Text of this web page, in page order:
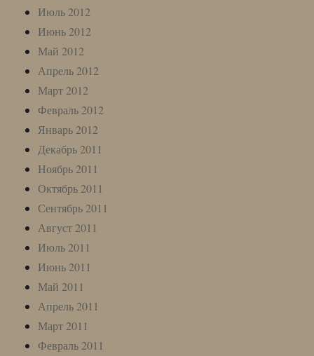
Июль 2012
Июнь 2012
Май 2012
Апрель 2012
Март 2012
Февраль 2012
Январь 2012
Декабрь 2011
Ноябрь 2011
Октябрь 2011
Сентябрь 2011
Август 2011
Июль 2011
Июнь 2011
Май 2011
Апрель 2011
Март 2011
Февраль 2011